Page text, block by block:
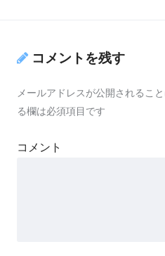
コメントを残す
メールアドレスが公開されること
る欄は必須項目です
コメント